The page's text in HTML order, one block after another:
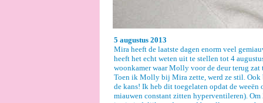
5 augustus 2013
Mira heeft de laatste dagen enorm veel
heeft het echt weten uit te stellen tot 4
woonkamer waar Molly voor de deur terug
Toen ik Molly bij Mira zette, werd ze stil.
de kans! Ik heb dit toegelaten opdat de
miauwen constant zitten hyperventileren).